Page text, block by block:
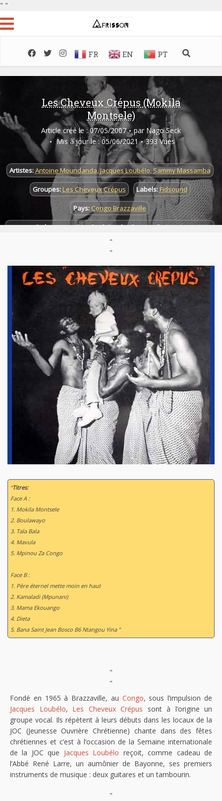
" "
FR EN PT
Les Cheveux Crépus (Mokila
Montsele)
Article créé le : 07/05/2007 par Nago Seck
Mis à jour le : 05/06/2021
393 Vues
Artistes:Antoine Moundanda,Jacques Loubélo,Sammy Massamba
Groupes:Les Cheveux Crépus Labels:Fidsound
Pays: Congo Brazzaville
Styles:A capella,Afro-folk,Afro-fusion/afrobeats,
World / Musique du monde
"
"
“Titres:
Face A :
1. Mokila Montsele
2. Boulawayo
3. Tala Bala
4. Mavula
5. Mpinou Za Congo
Face B :
1. Père éternel mette moin en haut
2. Kamaladi (Mpunani)
3. Mama Ekouango
4. Dieta
5. Bana Saint Jean Bosco B6 Ntangou Yina ”
"
"
Fondé en 1965 à Brazzaville, au Congo, sous l’impulsion de
Jacques Loubélo, Les Cheveux Crépus sont à l’origine un
groupe vocal. Ils répètent à leurs débuts dans les locaux de la
JOC (Jeunesse Ouvrière Chrétienne) chante dans des fêtes
chrétiennes et c’est à l’occasion de la Semaine internationale
de la JOC que Jacques Loubélo reçoit, comme cadeau de
l’Abbé René Larre, un aumônier de Bayonne, ses premiers
instruments de musique : deux guitares et un tambourin.
"